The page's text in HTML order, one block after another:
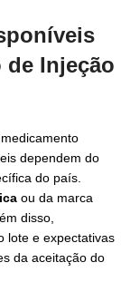
Injeção
dependem do
do país.
ou da marca
disso,
lote e expectativas
da aceitação do